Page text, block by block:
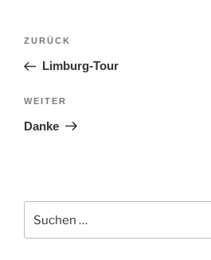
BEITRAGSNAVIGATION
Vorheriger
Beitrag
ZURÜCK
Limburg-Tour
Nächster
Beitrag
WEITER
Danke
nach: